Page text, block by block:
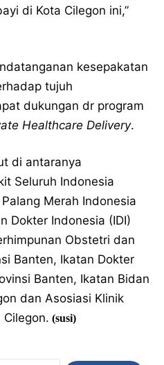
di Kota Cilegon ini,”
kesepakatan
tujuh
dukungan dr program
Healthcare Delivery.
di antaranya
Seluruh Indonesia
Merah Indonesia
Dokter Indonesia (IDI)
Obstetri dan
Banten, Ikatan Dokter
Banten, Ikatan Bidan
dan Asosiasi Klinik
Cilegon. (susi)